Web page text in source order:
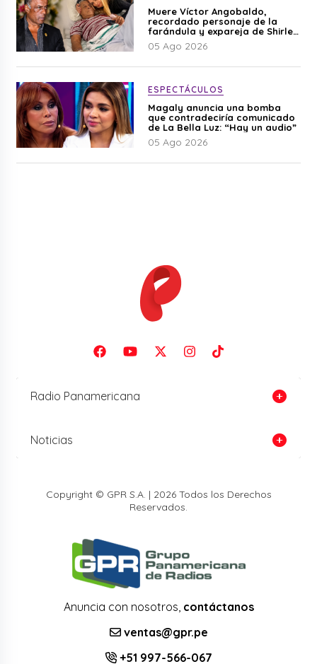
Muere Víctor Angobaldo,
recordado personaje de la
farándula y expareja de Shirley
Cherres
05 Ago 2026
ESPECTÁCULOS
Magaly anuncia una bomba
que contradeciría comunicado
de La Bella Luz: “Hay un audio”
05 Ago 2026
Radio Panamericana
Noticias
Copyright © GPR S.A. | 2026 Todos los Derechos
Reservados.
Anuncia con nosotros, contáctanos
ventas@gpr.pe
+51 997-566-067